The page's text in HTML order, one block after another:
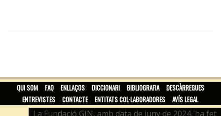
QUI SOM FAQ ENLLAÇOS DICCIONARI BIBLIOGRAFIA
DESCÀRREGUES
ENTREVISTES
CONTACTE ENTITATS COL·LABORADORES AVÍS LEGAL
La Fundació GIN, amb data de juny de 2024, ha fet